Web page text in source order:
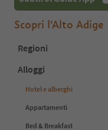
Scopri l'Alto Adige
Regioni
Alloggi
Hotel e alberghi
Appartamenti
Bed & Breakfast